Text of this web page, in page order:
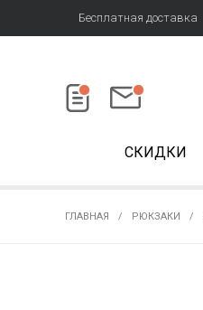
Бесплатная доставка
СКИДКИ
ГЛАВНАЯ РЮКЗАКИ